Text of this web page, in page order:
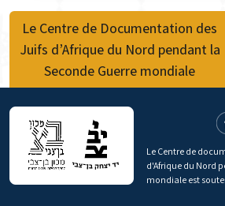
Le Centre de Documentation des
Juifs d’Afrique du Nord pendant la
Seconde Guerre mondiale
Le Centre de
d'Afrique du Nord
mondiale est